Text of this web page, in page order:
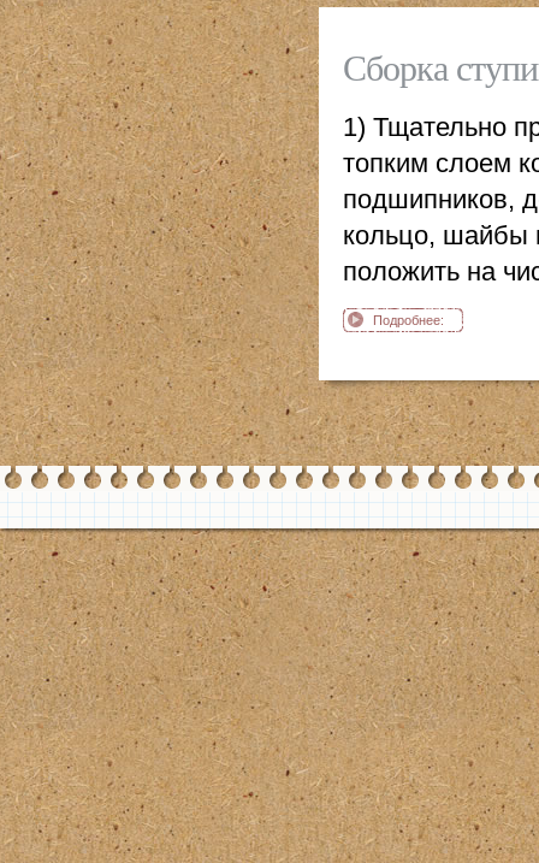
Сборка
1) Тщательно
топким слоем
подшипников,
кольцо, шайбы
положить на
Подробнее:
Ява